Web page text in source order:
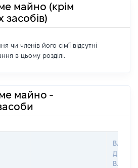
майно (крім
засобів)
чи членів його сім'ї відсутні
в цьому розділі.
майно -
ДАТУ